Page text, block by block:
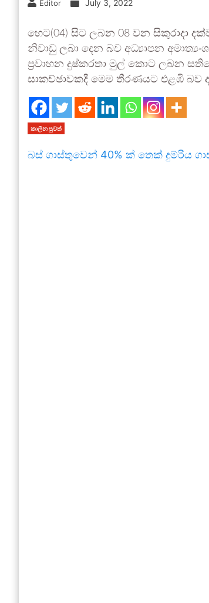
Editor July 3, 2022
හෙට(04) සිට ලබන 08 වන සිකුරාදා
නිවාඩු ලබා දෙන බව අධ්‍යාපන
ප්‍රවාහන දුෂ්කරතා මුල් කොට ලබන
සාකච්ඡාවකදී මෙම තීරණයට එළඹි බව
කාලීන පුවත්
බස් ගාස්තුවෙන් 40% ක් තෙක් දුම්රිය